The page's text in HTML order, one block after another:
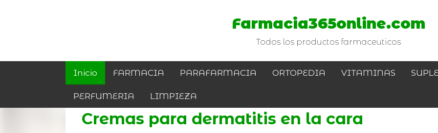
Farmacia365online.com
Todos los productos farmaceuticos
Inicio FARMACIA PARAFARMACIA ORTOPEDIA VITAMINAS
PERFUMERIA LIMPIEZA
Cremas para dermatitis en la cara